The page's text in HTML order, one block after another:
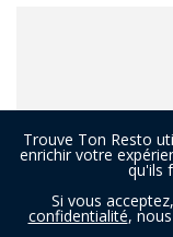
Trouve Ton Resto
enrichir votre
qu'ils
Si vous
confidentialité,